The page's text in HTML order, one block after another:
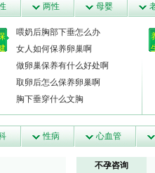
两性 母婴
喂奶后胸部下垂怎么办
女人如何保养卵巢啊
做卵巢保养有什么好处啊
取卵后怎么保养卵巢啊
胸下垂穿什么文胸
性病 心血管
不孕咨询